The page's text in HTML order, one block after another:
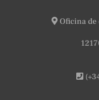
Oficina de